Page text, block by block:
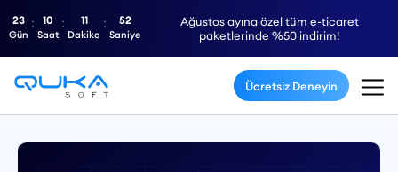
Ağustos ayına özel tüm e-ticaret
paketlerinde %50 indirim!
23
Gün
10
Saat
11
Dakika
51
Saniye
Ücretsiz Deneyin